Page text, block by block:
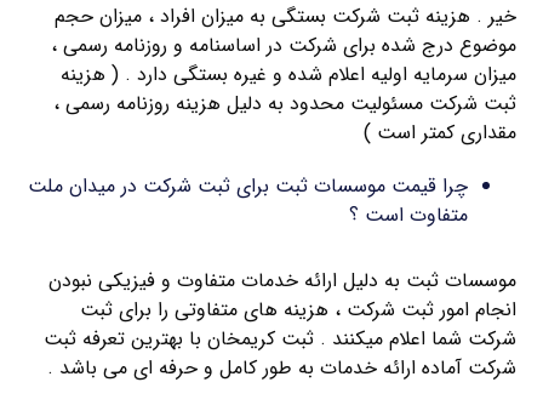
خیر . هزینه ثبت شرکت بستگی به میزان افراد ، میزان حجم
موضوع درج شده برای شرکت در اساسنامه و روزنامه رسمی ،
میزان سرمایه اولیه اعلام شده و غیره بستگی دارد . ( هزینه
ثبت شرکت مسئولیت محدود به دلیل هزینه روزنامه رسمی ،
مقداری کمتر است )
چرا قیمت موسسات ثبت برای ثبت شرکت در میدان ملت
متفاوت است ؟
موسسات ثبت به دلیل ارائه خدمات متفاوت و فیزیکی نبودن
انجام امور ثبت شرکت ، هزینه های متفاوتی را برای ثبت
شرکت شما اعلام میکنند . ثبت کریمخان با بهترین تعرفه ثبت
شرکت آماده ارائه خدمات به طور کامل و حرفه ای می باشد .